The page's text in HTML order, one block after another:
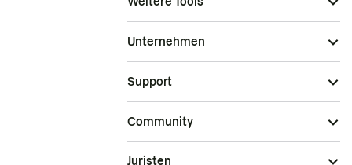
Unternehmen
Support
Community
Juristen